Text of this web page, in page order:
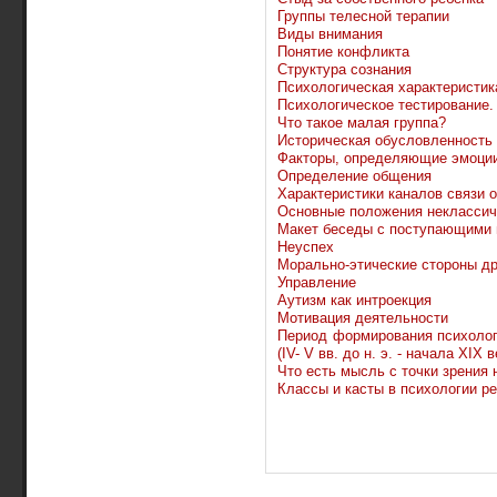
Группы телесной терапии
Виды внимания
Понятие конфликта
Структура сознания
Психологическая
Психологическое
Что такое малая группа?
Историческая
Факторы, определяющие
Определение общения
Характеристики каналов связи
Основные положения
Макет беседы с поступающими
Неуспех
Морально-этические стороны
Управление
Аутизм как интроекция
Мотивация деятельности
Период формирования
(IV- V вв. до н. э. - начала XIX
Что есть мысль с точки зрения
Классы и касты в психологии